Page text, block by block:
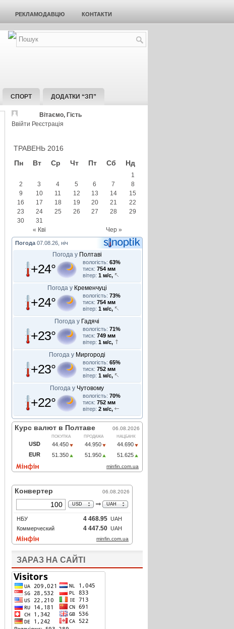
РЕКЛАМОДАВЦЮ КОНТАКТИ
СПОРТ ДОДАТКИ “ЗП”
Вітаємо, Гість
Ввійти Реєстрація
ТРАВЕНЬ 2016
Пн
Вт Ср Чт Пт Сб Нд
« Кві Чер »
1
2
3 4 5 6 7
8
9
10 11 12 13 14
15
16
17 18 19 20 21
22
23
24 25 26 27 28
29
30
31
Погода 07.08.26, ніч
Погода у Полтаві
+24° вологість: 63%
тиск: 754 мм
вітер: 1 м/с,
Погода у Кременчуці
+24° вологість: 73%
тиск: 754 мм
вітер: 1 м/с,
Погода у Гадячі
+23° вологість: 71%
тиск: 749 мм
вітер: 1 м/с,
Погода у Миргороді
+23° вологість: 65%
тиск: 752 мм
вітер: 1 м/с,
Погода у Чутовому
+22° вологість: 70%
тиск: 752 мм
вітер: 2 м/с,
ЗАРАЗ НА САЙТІ